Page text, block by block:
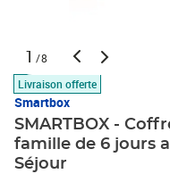
1 /8
Livraison offerte
Smartbox
SMARTBOX -
famille de 6 jours
Séjour